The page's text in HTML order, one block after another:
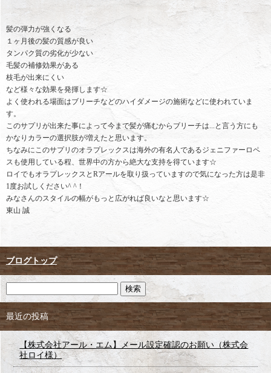
髪の弾力が強くなる
１ヶ月後の髪の質感が良い
タンパク質の劣化が少ない
毛髪の補修効果がある
枝毛が出来にくい
など様々な効果を発揮します☆
よく使われる場面はブリーチなどのハイダメージの施術などに使われていま
す。
このサプリが出来た事によって今まで髪が痛むからブリーチは...と言う方にも
かなりカラーの選択肢が増えたと思います。
ちなみにこのサプリのオラプレックスは海外の有名人であるジェニファーロペ
スも使用している程、世界中の方から絶大な支持を得ています☆
ロイでもオラプレックスとRアールを取り扱っていますので気になった方は是非
1度お試しください^ ^！
みなさんのスタイルの幅がもっと広がれば良いなと思います☆
東山 誠
ブログトップ
最近の投稿
【株式会社アール・エム】メール設定確認のお願い（株式会
社ロイ様）